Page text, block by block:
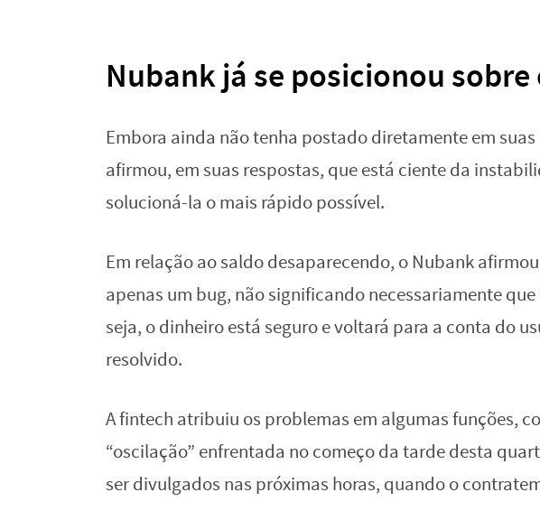
Nubank já se posicionou
Embora ainda não tenha postado diretamente em suas
afirmou, em suas respostas, que está ciente da
solucioná-la o mais rápido possível.
Em relação ao saldo desaparecendo, o Nubank
apenas um bug, não significando necessariamente
seja, o dinheiro está seguro e voltará para a conta do
resolvido.
A fintech atribuiu os problemas em algumas funções,
“oscilação” enfrentada no começo da tarde desta
ser divulgados nas próximas horas, quando o